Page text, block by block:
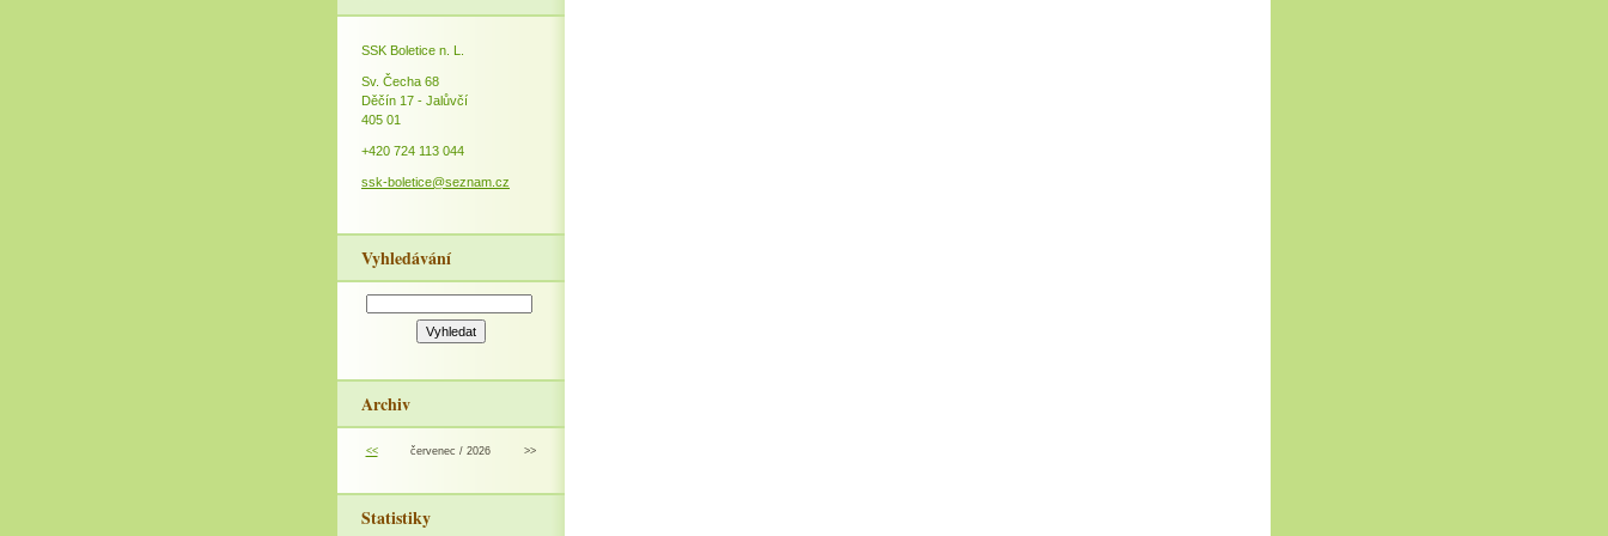
SSK Boletice n. L.
Sv. Čecha 68
Děčín 17 - Jalůvčí
405 01
+420 724 113 044
ssk-boletice@seznam.cz
Vyhledávání
Archiv
<< červenec / 2026 >>
Statistiky